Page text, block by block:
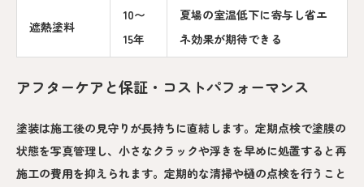
遮熱塗料
10〜
15年
夏場の室温低下に寄与し省エ
ネ効果が期待できる
アフターケアと保証・コストパフォーマンス
塗装は施工後の見守りが長持ちに直結します。定期点検で塗膜の
状態を写真管理し、小さなクラックや浮きを早めに処置すると再
施工の費用を抑えられます。定期的な清掃や樋の点検を行うこと